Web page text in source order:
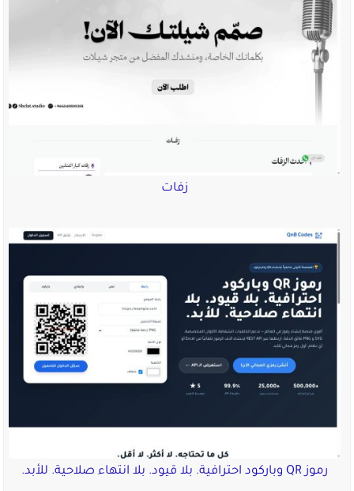
زفات
رموز QR وباركود احترافية. بلا قيود. بلا انتهاء صلاحية. للأبد.